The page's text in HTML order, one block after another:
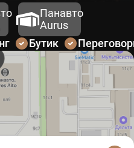
Панавто
Aurus
Бутик